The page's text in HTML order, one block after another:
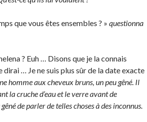
que vous êtes ensembles ? » questionna
? Euh … Disons que je la connais
dirai … Je ne suis plus sûr de la date exacte
homme aux cheveux bruns, un peu gêné. Il
la cruche d’eau et le verre avant de
de parler de telles choses à des inconnus.